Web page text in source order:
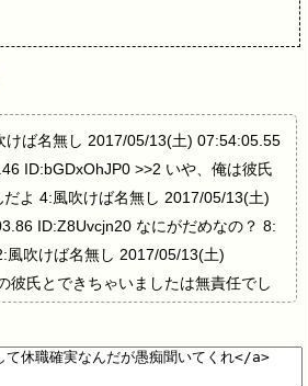
ば名無し 2017/05/13(土) 07:54:05.55
ID:bGDxOhJP0 >>2 いや、俺は彼氏
よ 4:風吹けば名無し 2017/05/13(土)
ID:Z8Uvcjn20 なにがだめなの？ 8:
吹けば名無し 2017/05/13(土)
氏とできちゃいましたは無責任でし
えるのが人事の仕事じゃないの？
>>218 文句を言うなやろ 7:風吹